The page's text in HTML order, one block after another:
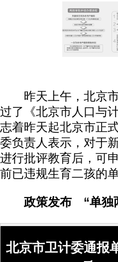
昨天上午，北京市
过了《北京市人口与
志着昨天起北京市正
委负责人表示，对于
进行批评教育后，可
前已违规生育二孩的
政策发布 “单独
北京市卫计委通报